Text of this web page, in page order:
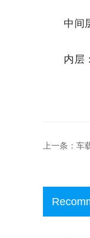
中间层
内层：
上一条：车